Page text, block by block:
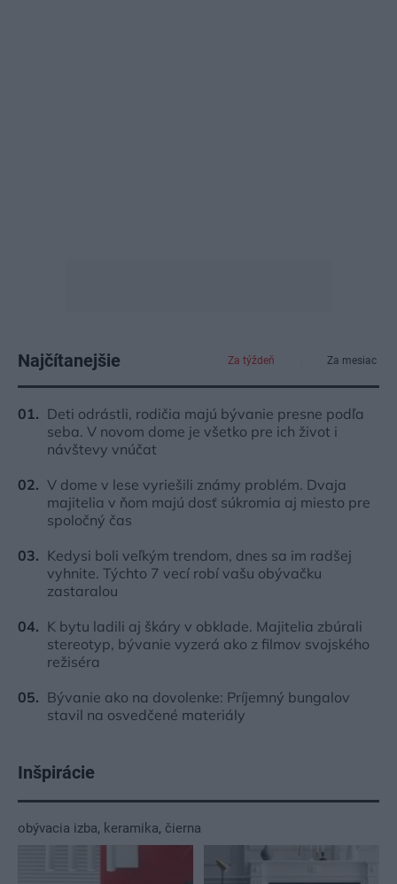
Najčítanejšie Za týždeň Za mesiac
Deti odrástli, rodičia majú bývanie presne podľa
seba. V novom dome je všetko pre ich život i
návštevy vnúčat
V dome v lese vyriešili známy problém. Dvaja
majitelia v ňom majú dosť súkromia aj miesto pre
spoločný čas
Kedysi boli veľkým trendom, dnes sa im radšej
vyhnite. Týchto 7 vecí robí vašu obývačku
zastaralou
K bytu ladili aj škáry v obklade. Majitelia zbúrali
stereotyp, bývanie vyzerá ako z filmov svojského
režiséra
Bývanie ako na dovolenke: Príjemný bungalov
stavil na osvedčené materiály
Inšpirácie
obývacia izba, keramika, čierna